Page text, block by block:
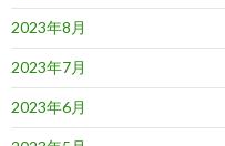
2023年8月
2023年7月
2023年6月